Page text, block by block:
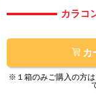
カラコ
カ
※１箱のみご購入の方